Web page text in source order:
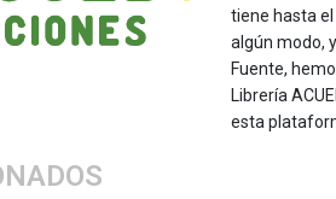
tiene hasta
algún modo,
Fuente,
Librería
esta